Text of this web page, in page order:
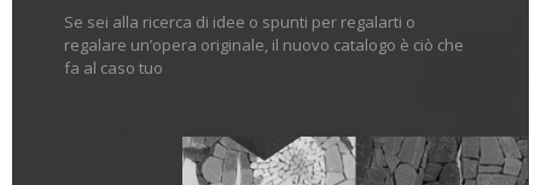
Se sei alla ricerca di idee o spunti per regalarti o
regalare un’opera originale, il nuovo catalogo è ciò che
fa al caso tuo